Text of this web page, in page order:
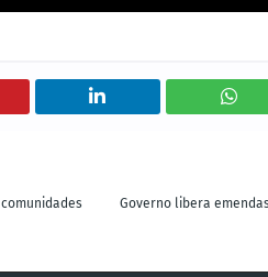
Governo libera